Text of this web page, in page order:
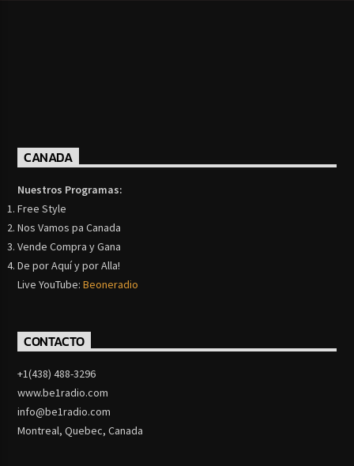
CANADA
Nuestros Programas:
Free Style
Nos Vamos pa Canada
Vende Compra y Gana
De por Aquí y por Alla!
Live YouTube:Beoneradio
CONTACTO
+1(438) 488-3296
www.be1radio.com
info@be1radio.com
Montreal, Quebec, Canada